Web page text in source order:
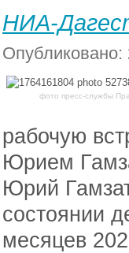
НИА-
Опубликовано:
фото пресс-службы
рабочую
Юрием
Юрий
состоянии
месяцев